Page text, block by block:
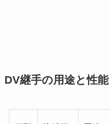
DV継手の用途と性能